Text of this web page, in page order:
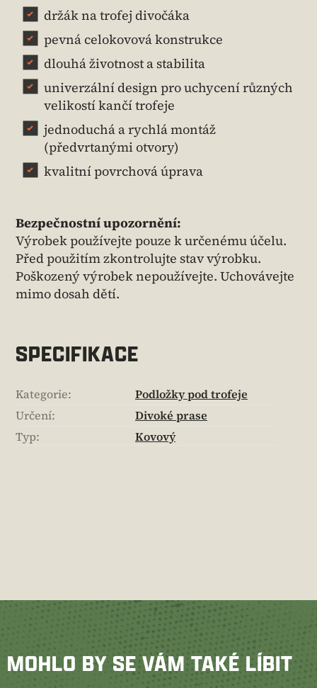
držák na trofej divočáka
pevná celokovová konstrukce
dlouhá životnost a stabilita
univerzální design pro uchycení různých
velikostí kančí trofeje
jednoduchá a rychlá montáž
(předvrtanými otvory)
kvalitní povrchová úprava
Bezpečnostní upozornění:
Výrobek používejte pouze k určenému účelu.
Před použitím zkontrolujte stav výrobku.
Poškozený výrobek nepoužívejte. Uchovávejte
mimo dosah dětí.
SPECIFIKACE
Kategorie:
Podložky pod trofeje
Určení:
Divoké prase
Typ: Kovový
MOHLO BY SE VÁM TAKÉ LÍBIT